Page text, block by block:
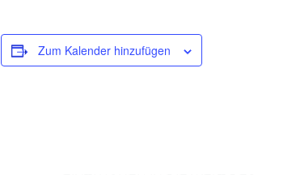
N
G
Zum Kalender hinzufügen